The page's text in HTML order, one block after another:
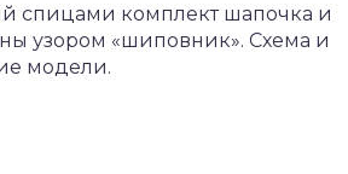
спицами комплект шапочка и
узором «шиповник». Схема и
модели.